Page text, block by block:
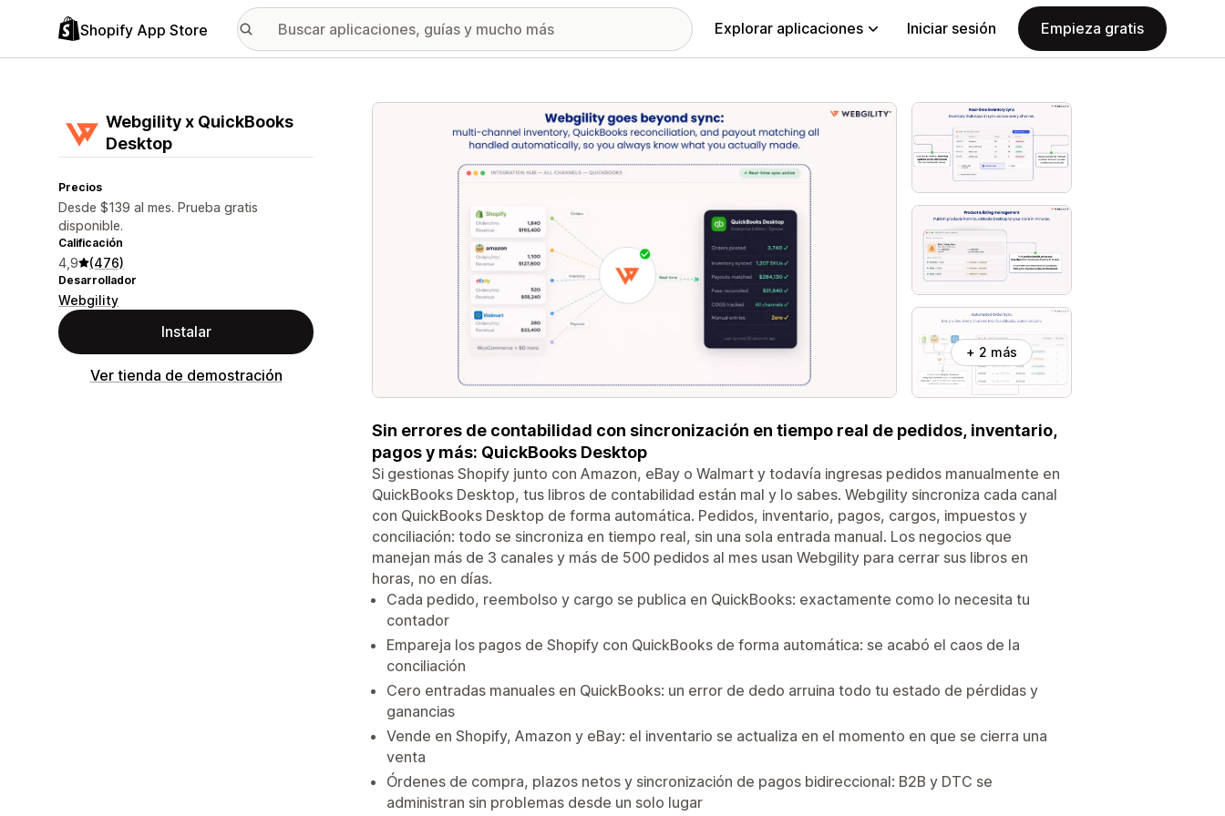
Shopify App Store Explorar aplicaciones Iniciar sesión Empieza gratis
Webgility x QuickBooks
Desktop
Precios
Desde $139 al mes. Prueba gratis
disponible.
Calificación
4,9 (476)
Desarrollador
Webgility
Instalar
Ver tienda de demostración
Galería de imágenes destacadas
+ 2 más
Sin errores de contabilidad con sincronización en tiempo real de pedidos, inventario,
pagos y más: QuickBooks Desktop
Si gestionas Shopify junto con Amazon, eBay o Walmart y todavía ingresas pedidos manualmente en
QuickBooks Desktop, tus libros de contabilidad están mal y lo sabes. Webgility sincroniza cada canal
con QuickBooks Desktop de forma automática. Pedidos, inventario, pagos, cargos, impuestos y
conciliación: todo se sincroniza en tiempo real, sin una sola entrada manual. Los negocios que
manejan más de 3 canales y más de 500 pedidos al mes usan Webgility para cerrar sus libros en
horas, no en días.
Cada pedido, reembolso y cargo se publica en QuickBooks: exactamente como lo necesita tu
contador
Empareja los pagos de Shopify con QuickBooks de forma automática: se acabó el caos de la
conciliación
Cero entradas manuales en QuickBooks: un error de dedo arruina todo tu estado de pérdidas y
ganancias
Vende en Shopify, Amazon y eBay: el inventario se actualiza en el momento en que se cierra una
venta
Órdenes de compra, plazos netos y sincronización de pagos bidireccional: B2B y DTC se
administran sin problemas desde un solo lugar